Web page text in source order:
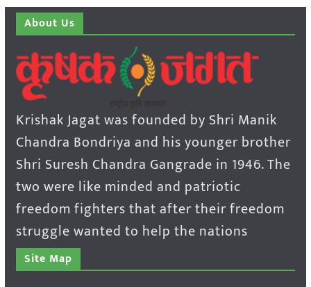
About Us
Krishak Jagat was founded by Shri Manik
Chandra Bondriya and his younger brother
Shri Suresh Chandra Gangrade in 1946. The
two were like minded and patriotic
freedom fighters that after their freedom
struggle wanted to help the nations
Site Map